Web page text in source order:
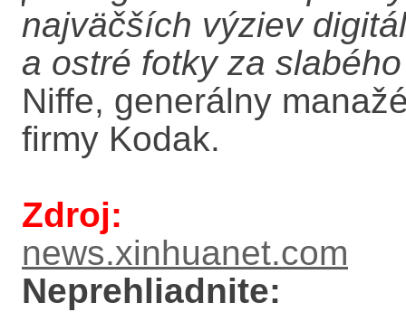
najväčších výziev
a ostré fotky za
Niffe, generálny
firmy Kodak.
Zdroj:
news.xinhuanet.com
Neprehliadnite: